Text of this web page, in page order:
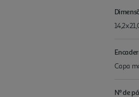
Capa
Nº de